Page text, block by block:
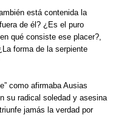
está contenida la
de él? ¿Es el puro
qué consiste ese placer?,
forma de la serpiente
como afirmaba Ausias
su radical soledad y asesina
jamás la verdad por